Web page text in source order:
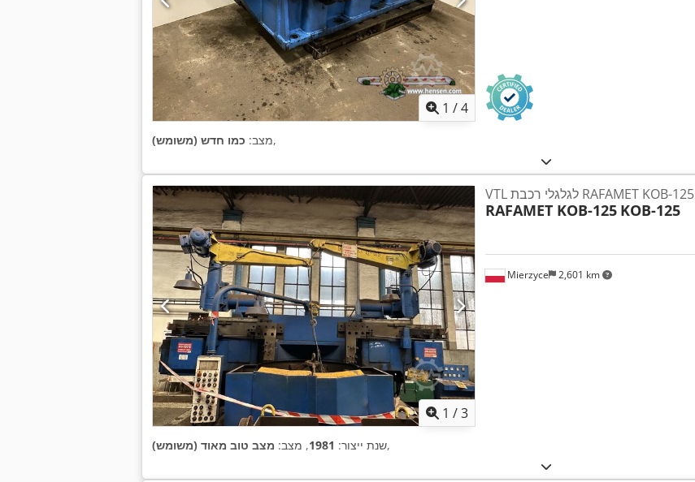
1 /4
מצב: כמו חדש (משומש) ,
1 /3
Mierzyce 2,601 km
VTL לגלגלי רכבת RAFAMET KOB-125
RAFAMET KOB-125 KOB-125
שנת ייצור: 1981, מצב: מצב טוב מאוד (משומש) ,